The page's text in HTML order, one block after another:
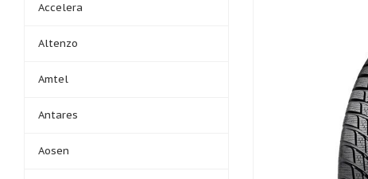
Accelera
Altenzo
Amtel
Antares
Aosen